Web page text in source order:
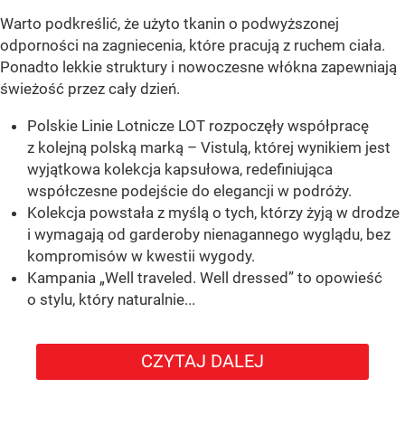
Warto podkreślić, że użyto tkanin o podwyższonej
odporności na zagniecenia, które pracują z ruchem ciała.
Ponadto lekkie struktury i nowoczesne włókna zapewniają
świeżość przez cały dzień.
Polskie Linie Lotnicze LOT rozpoczęły współpracę
z kolejną polską marką – Vistulą, której wynikiem jest
wyjątkowa kolekcja kapsułowa, redefiniująca
współczesne podejście do elegancji w podróży.
Kolekcja powstała z myślą o tych, którzy żyją w drodze
i wymagają od garderoby nienagannego wyglądu, bez
kompromisów w kwestii wygody.
Kampania „Well traveled. Well dressed” to opowieść
o stylu, który naturalnie...
CZYTAJ DALEJ